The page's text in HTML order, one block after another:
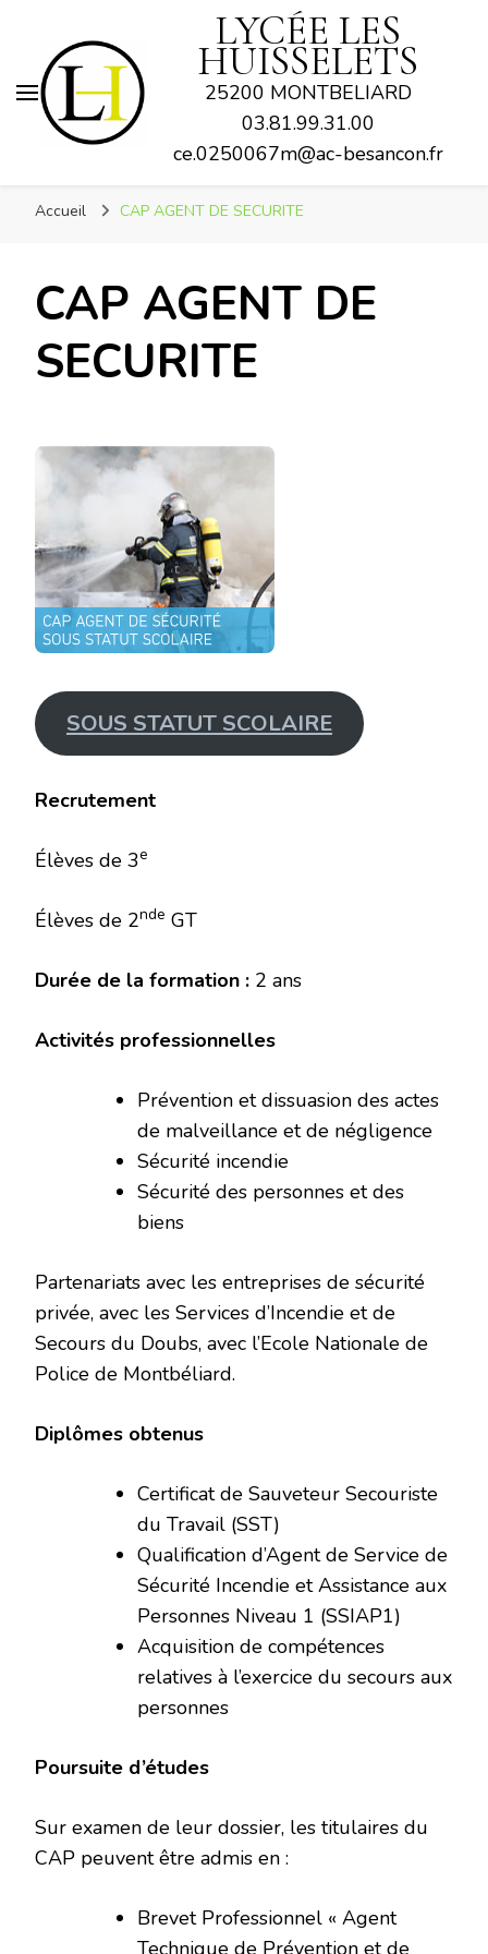
LYCÉE LES
HUISSELETS
25200 MONTBELIARD
03.81.99.31.00
ce.0250067m@ac-besancon.fr
Accueil CAP AGENT DE SECURITE
CAP AGENT DE
SECURITE
SOUS STATUT SCOLAIRE
Recrutement
Élèves de 3e
Élèves de 2nde GT
Durée de la formation : 2 ans
Activités professionnelles
Prévention et dissuasion des actes
de malveillance et de négligence
Sécurité incendie
Sécurité des personnes et des
biens
Partenariats avec les entreprises de sécurité
privée, avec les Services d’Incendie et de
Secours du Doubs, avec l’Ecole Nationale de
Police de Montbéliard.
Diplômes obtenus
Certificat de Sauveteur Secouriste
du Travail (SST)
Qualification d’Agent de Service de
Sécurité Incendie et Assistance aux
Personnes Niveau 1 (SSIAP1)
Acquisition de compétences
relatives à l’exercice du secours aux
personnes
Poursuite d’études
Sur examen de leur dossier, les titulaires du
CAP peuvent être admis en :
Brevet Professionnel « Agent
Technique de Prévention et de